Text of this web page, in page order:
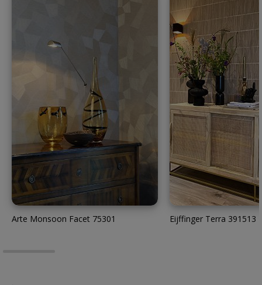
Arte Monsoon Facet 75301 Eijffinger Terra 391513